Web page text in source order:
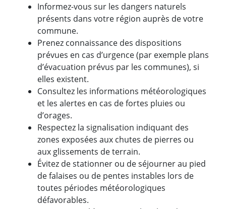
Informez-vous sur les dangers naturels
présents dans votre région auprès de votre
commune.
Prenez connaissance des dispositions
prévues en cas d’urgence (par exemple plans
d’évacuation prévus par les communes), si
elles existent.
Consultez les informations météorologiques
et les alertes en cas de fortes pluies ou
d’orages.
Respectez la signalisation indiquant des
zones exposées aux chutes de pierres ou
aux glissements de terrain.
Évitez de stationner ou de séjourner au pied
de falaises ou de pentes instables lors de
toutes périodes météorologiques
défavorables.